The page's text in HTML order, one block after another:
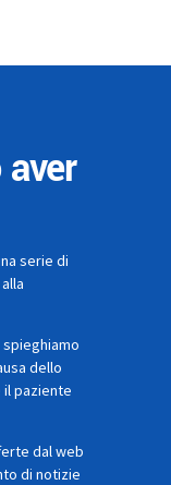
serie di
dello
paziente
dal web
di notizie